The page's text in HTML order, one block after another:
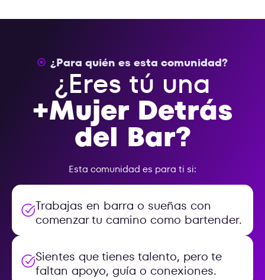
¿Para quién es esta comunidad?
¿Eres tú una
+Mujer Detrás
del Bar?
Esta comunidad es para ti si:
Trabajas en barra o sueñas con
comenzar tu camino como bartender.
Sientes que tienes talento, pero te
faltan apoyo, guía o conexiones.